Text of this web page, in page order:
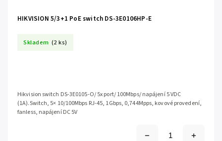
HIKVISION 5/3+1 PoE switch DS-3E0106HP-E
Skladem (2 ks)
Hikvision switch DS-3E0105-O/ 5x port/ 100Mbps/ napájení 5 VDC
(1A).Switch, 5× 10/100Mbps RJ-45, 1Gbps, 0,744Mpps, kovové provedení,
fanless, napájení DC 5V